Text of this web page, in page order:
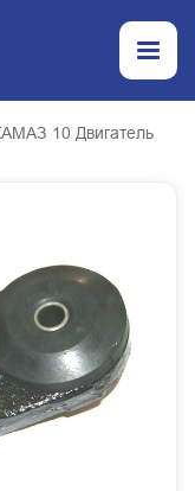
10 Двигатель